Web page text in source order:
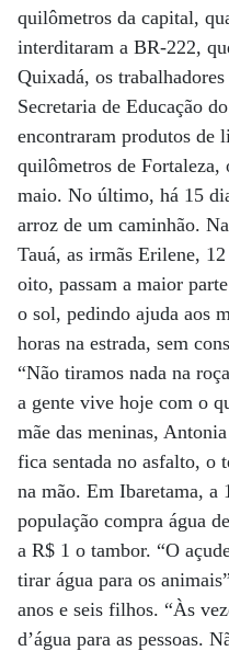
quilômetros da capital,
interditaram a BR-222,
Quixadá, os
Secretaria de Educação
encontraram produtos de
quilômetros de Fortaleza,
maio. No último, há 15
arroz de um caminhão.
Tauá, as irmãs Erilene,
oito, passam a maior
o sol, pedindo ajuda aos
horas na estrada, sem
“Não tiramos nada na
a gente vive hoje com o
mãe das meninas,
fica sentada no asfalto, o
na mão. Em Ibaretama, a
população compra água
a R$ 1 o tambor. “O
tirar água para os
anos e seis filhos. “Às
d’água para as pessoas.